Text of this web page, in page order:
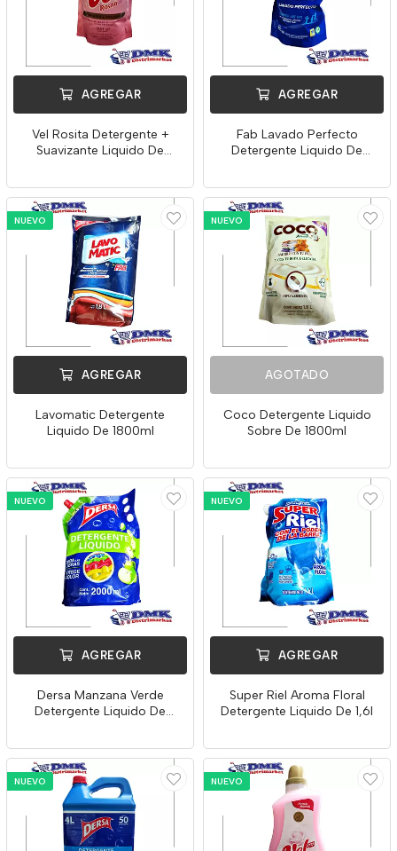
AGREGAR
Vel Rosita Detergente +
Suavizante Liquido De
AGREGAR
Fab Lavado Perfecto
Detergente Liquido De
NUEVO
AGREGAR
Lavomatic Detergente
Liquido De 1800ml
NUEVO
AGOTADO
Coco Detergente Liquido
Sobre De 1800ml
NUEVO
AGREGAR
Dersa Manzana Verde
Detergente Liquido De
NUEVO
AGREGAR
Super Riel Aroma Floral
Detergente Liquido De 1,6l
NUEVO NUEVO